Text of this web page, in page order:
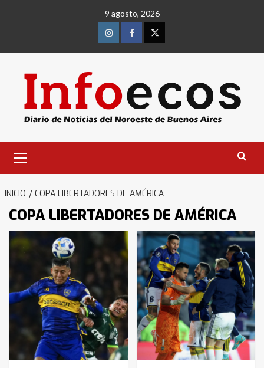
9 agosto, 2026
InstagramFacebookTwitter
primario
INICIO COPA LIBERTADORES DE AMÉRICA
COPA LIBERTADORES DE AMÉRICA